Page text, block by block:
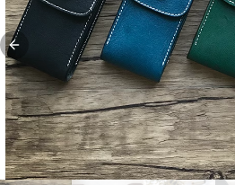
Previous slide